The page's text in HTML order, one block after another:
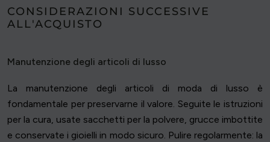
CONSIDERAZIONI SUCCESSIVE
ALL'ACQUISTO
Manutenzione degli articoli di lusso
La manutenzione degli articoli di moda di lusso è
fondamentale per preservarne il valore. Seguite le istruzioni
per la cura, usate sacchetti per la polvere, grucce imbottite
e conservate i gioielli in modo sicuro. Pulire regolarmente: la